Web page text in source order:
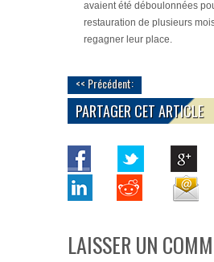
avaient été déboulonnées
restauration de plusieurs
regagner leur place.
<< Précédent:
PARTAGER CET ARTICLE
LAISSER UN